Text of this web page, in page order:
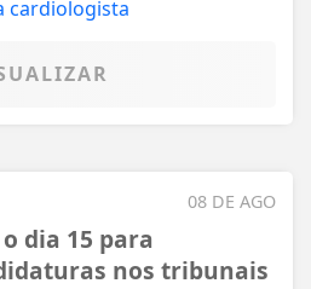
08 DE AGO
dia 15 para
nos tribunais